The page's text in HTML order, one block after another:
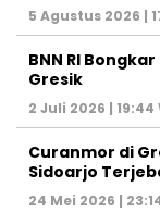
5 Agustus 2026 |
BNN RI
Gresik
2 Juli 2026 | 19:44
Curanmor di
Sidoarjo
24 Mei 2026 |